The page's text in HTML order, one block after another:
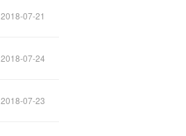
2018-07-21
2018-07-24
2018-07-23